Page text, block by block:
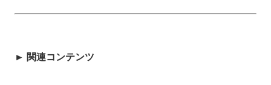
► 関連コンテンツ